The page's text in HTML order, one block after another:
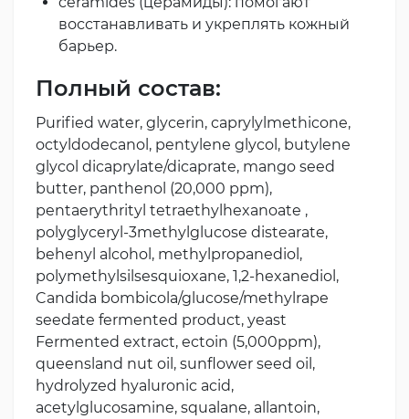
восстанавливать и укреплять кожный
барьер.
Полный состав:
Purified water, glycerin, caprylylmethicone,
octyldodecanol, pentylene glycol, butylene
glycol dicaprylate/dicaprate, mango seed
butter, panthenol (20,000 ppm),
pentaerythrityl tetraethylhexanoate ,
polyglyceryl-3methylglucose distearate,
behenyl alcohol, methylpropanediol,
polymethylsilsesquioxane, 1,2-hexanediol,
Candida bombicola/glucose/methylrape
seedate fermented product, yeast
Fermented extract, ectoin (5,000ppm),
queensland nut oil, sunflower seed oil,
hydrolyzed hyaluronic acid,
acetylglucosamine, squalane, allantoin,